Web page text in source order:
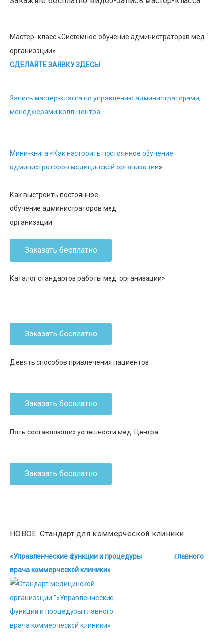
Мастер- класс «Системное обучение администраторов мед.
организации»
СДЕЛАЙТЕ ЗАЯВКУ ЗДЕСЬ!
Запись мастер-класса по управлению администраторами,
менеджерами колл-центра
Мини-книга «Как настроить постоянное обучение
администраторов медицинской организации»
Как выстроить постоянное
обучение администраторов мед.
организации
Заказать бесплатно
Каталог стандартов работы мед. организации»
Заказать бесплатно
Девять способов привлечения пациентов
Заказать бесплатно
Пять составляющих успешности мед. Центра
Заказать бесплатно
НОВОЕ: Стандарт для коммерческой клиники
«Управленческие функции и процедуры главного
врача коммерческой клиники»